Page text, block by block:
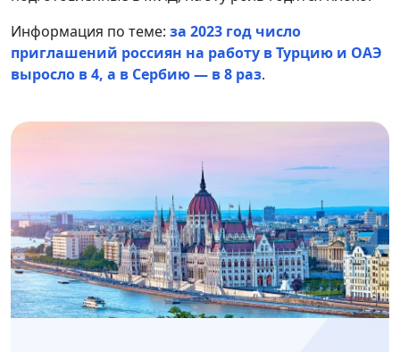
Информация по теме: за 2023 год число
приглашений россиян на работу в Турцию и ОАЭ
выросло в 4, а в Сербию — в 8 раз.